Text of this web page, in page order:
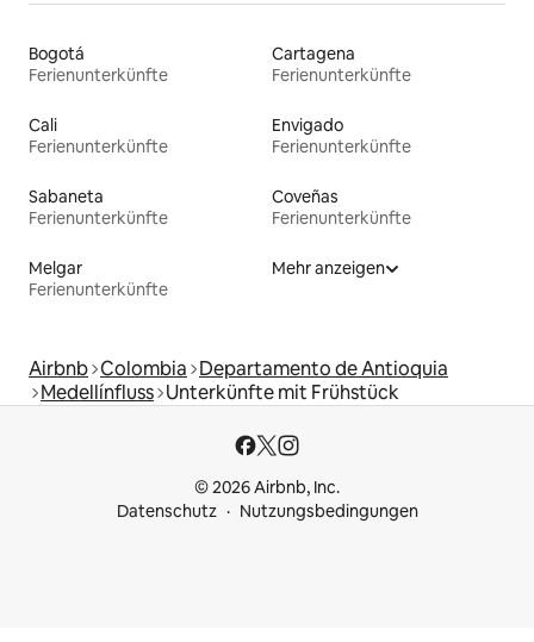
Bogotá
Ferienunterkünfte
Cartagena
Ferienunterkünfte
Cali
Ferienunterkünfte
Envigado
Ferienunterkünfte
Sabaneta
Ferienunterkünfte
Coveñas
Ferienunterkünfte
Melgar
Ferienunterkünfte
Mehr anzeigen
Airbnb Colombia Departamento de Antioquia
Medellínfluss Unterkünfte mit Frühstück
© 2026 Airbnb, Inc.
Datenschutz
Nutzungsbedingungen